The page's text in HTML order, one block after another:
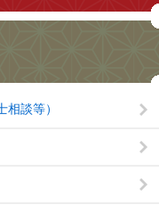
談等）